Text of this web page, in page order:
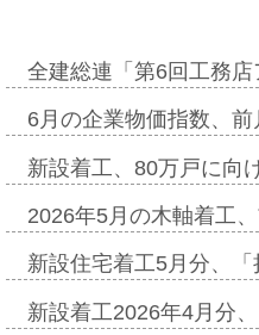
全建総連「第6回工務
6月の企業物価指数、
新設着工、80万戸に向
2026年5月の木軸着工
新設住宅着工5月分、
新設着工2026年4月分